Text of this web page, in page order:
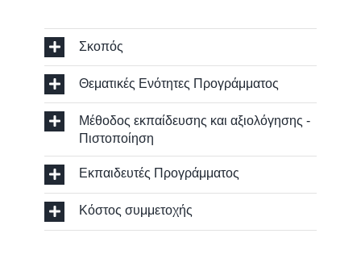
Σκοπός
Θεματικές Ενότητες Προγράμματος
Μέθοδος εκπαίδευσης και αξιολόγησης -
Πιστοποίηση
Εκπαιδευτές Προγράμματος
Κόστος συμμετοχής